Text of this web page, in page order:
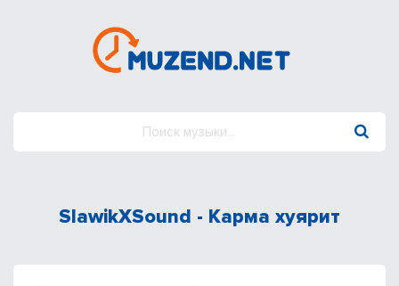
SlawikXSound - Карма хуярит